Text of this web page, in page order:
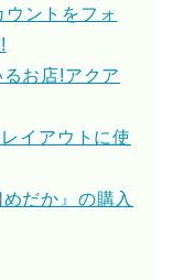
ントをフォ
お店!アクア
イアウトに使
だか』の購入